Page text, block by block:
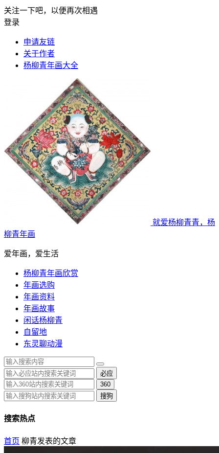
关注一下吧，以便再次相遇
登录
申请友链
关于作者
杨柳青年画大全
就爱杨柳青青，杨
柳青年画
爱年画，爱生活
杨柳青年画欣赏
年画选购
年画资料
年画故事
闲话杨柳青
自留地
东灵聊动漫
必应
360
搜狗
搜索热点
首页 柳青发表的文章